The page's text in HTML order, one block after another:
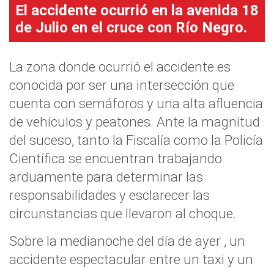
El accidente ocurrió en la avenida 18
de Julio en el cruce con Río Negro.
La zona donde ocurrió el accidente es
conocida por ser una intersección que
cuenta con semáforos y una alta afluencia
de vehículos y peatones. Ante la magnitud
del suceso, tanto la Fiscalía como la Policía
Científica se encuentran trabajando
arduamente para determinar las
responsabilidades y esclarecer las
circunstancias que llevaron al choque.
Sobre la medianoche del día de ayer , un
accidente espectacular entre un taxi y un